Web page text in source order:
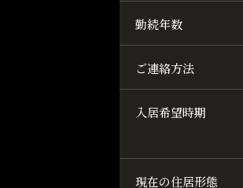
勤続年数
ご連絡方法
入居希望時期
現在の住居形態